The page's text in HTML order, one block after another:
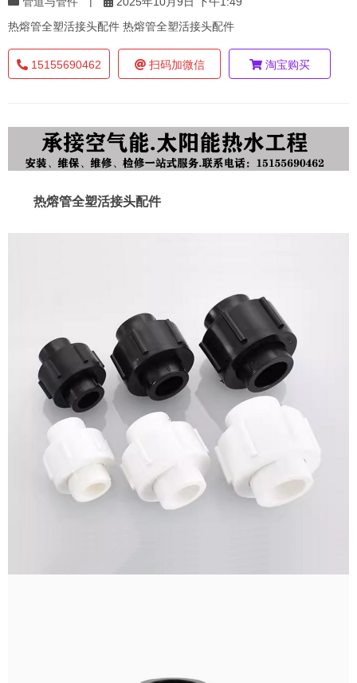
热熔管全塑活接头配件 热熔管全塑活接头配件
15155690462 扫码加微信 淘宝购买
热熔管全塑活接头配件